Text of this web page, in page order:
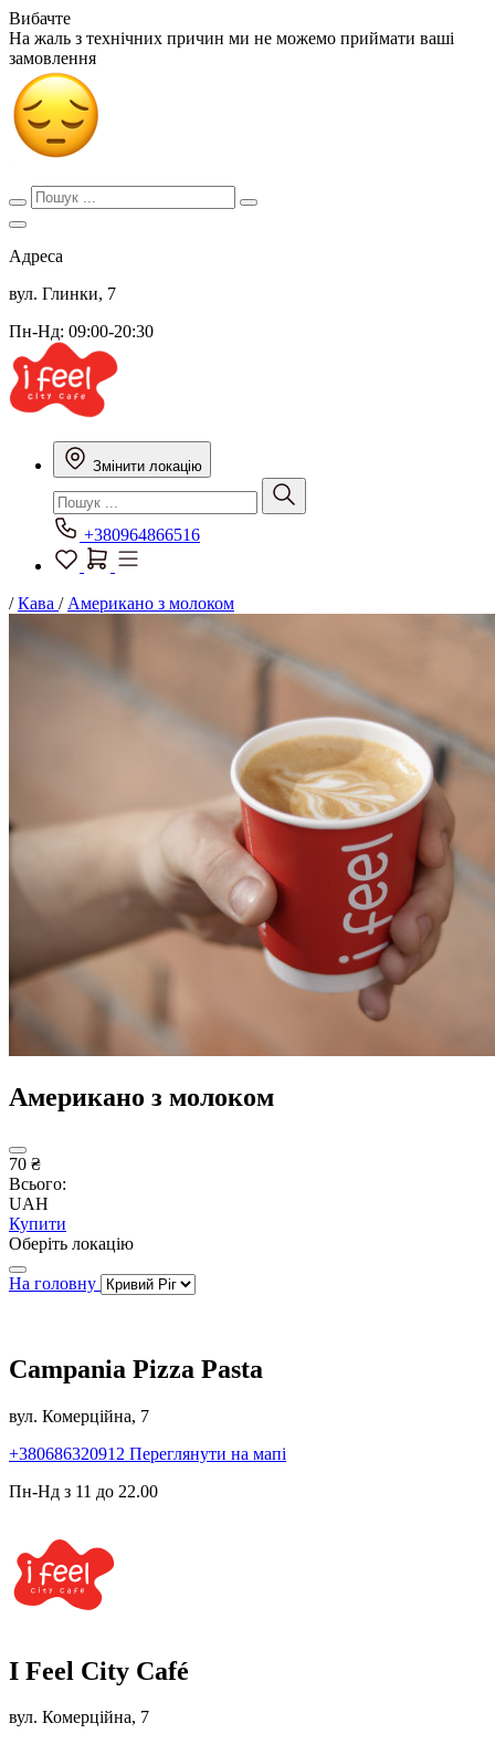
Вибачте
На жаль з технічних причин ми не можемо приймати ваші
замовлення
Адреса
вул. Глинки, 7
Пн-Нд: 09:00-20:30
Змінити локацію
+380964866516
/Кава / Американо з молоком
Американо з молоком
70 ₴
Всього:
UAH
Купити
Оберіть локацію
На головну
Campania Pizza Pasta
вул. Комерційна, 7
+380686320912 Переглянути на мапі
Пн-Нд з 11 до 22.00
I Feel City Café
вул. Комерційна, 7